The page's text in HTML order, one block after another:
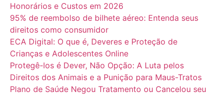
Honorários e Custos em 2026
95% de reembolso de bilhete aéreo: Entenda seus
direitos como consumidor
ECA Digital: O que é, Deveres e Proteção de
Crianças e Adolescentes Online
Protegê-los é Dever, Não Opção: A Luta pelos
Direitos dos Animais e a Punição para Maus-Tratos
Plano de Saúde Negou Tratamento ou Cancelou seu